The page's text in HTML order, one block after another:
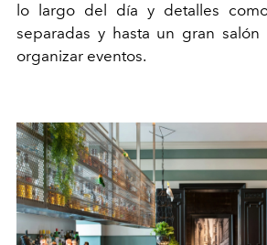
lo largo del día y detalles
separadas y hasta un gran
organizar eventos.